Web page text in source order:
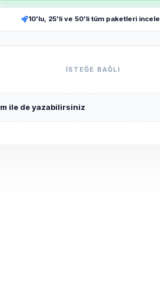
10'lu, 25'li ve 50'li tüm paketleri incele
ISTEĞE BAĞLI
ile de yazabilirsiniz